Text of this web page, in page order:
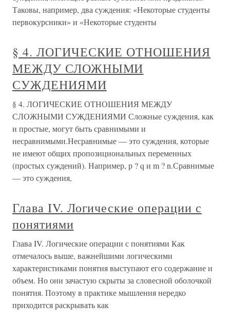
Таковы, например, два суждения: «Некоторые студенты
первокурсники» и «Некоторые студенты
§ 4. ЛОГИЧЕСКИЕ ОТНОШЕНИЯ
МЕЖДУ СЛОЖНЫМИ
СУЖДЕНИЯМИ
§ 4. ЛОГИЧЕСКИЕ ОТНОШЕНИЯ МЕЖДУ
СЛОЖНЫМИ СУЖДЕНИЯМИ Сложные суждения, как
и простые, могут быть сравнимыми и
несравнимыми.Несравнимые — это суждения, которые
не имеют общих пропозициональных переменных
(простых суждений). Например, р ? q и m ? n.Сравнимые
— это суждения,
Глава IV. Логические операции с
понятиями
Глава IV. Логические операции с понятиями Как
отмечалось выше, важнейшими логическими
характеристиками понятия выступают его содержание и
объем. Но они зачастую скрыты за словесной оболочкой
понятия. Поэтому в практике мышления нередко
приходится раскрывать как